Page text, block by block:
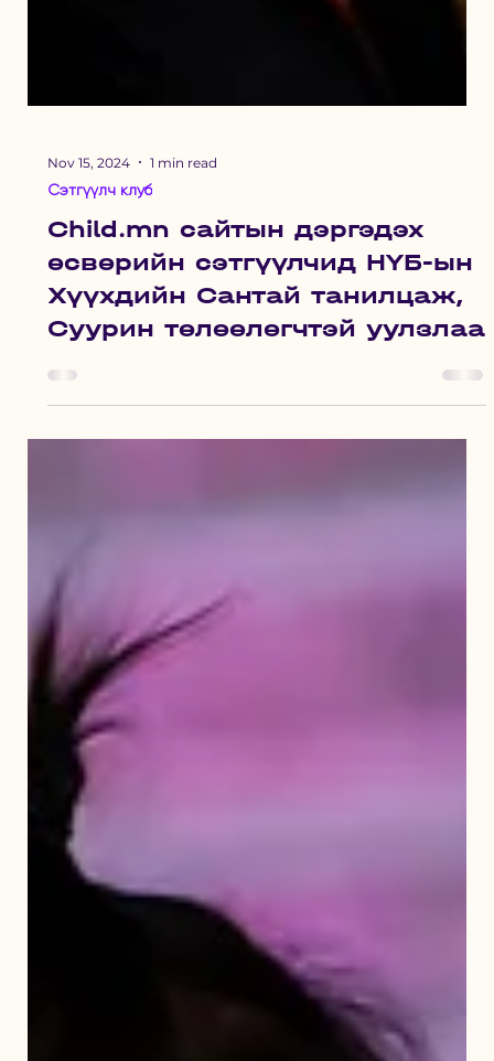
Nov 15, 2024
Сэтгүүлч клуб
Child.mn сайтын дэргэдэх
өсвөрийн сэтгүүлчид НҮБ-ын
Хүүхдийн Сантай танилцаж,
Суурин төлөөлөгчтэй уулзлаа